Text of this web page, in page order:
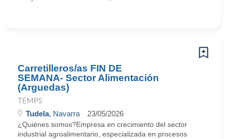
Carretilleros/as FIN DE
SEMANA- Sector Alimentación
(Arguedas)
TEMPS
Tudela, Navarra 23/05/2026
¿Quiénes somos?Empresa en crecimiento del sector
industrial agroalimentario, especializada en procesos